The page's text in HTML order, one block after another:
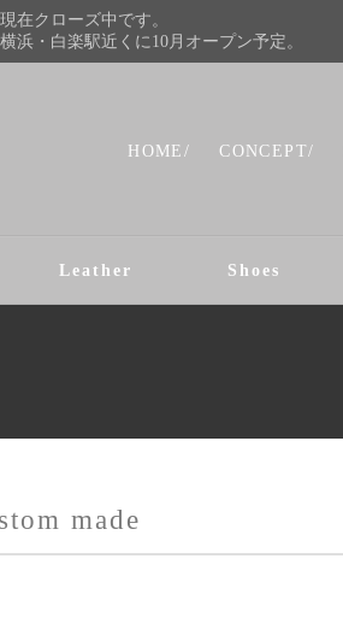
在クローズ中です。
浜・白楽駅近くに10月オープン予定。
HOME/ CONCEPT/
Leather Shoes
made